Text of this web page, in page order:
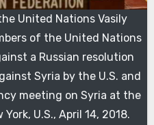
United Nations Vasily
of the United Nations
a Russian resolution
Syria by the U.S. and
meeting on Syria at the
U.S., April 14, 2018.